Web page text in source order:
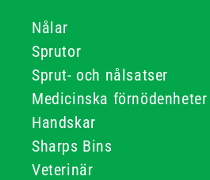
Nålar
Sprutor
Sprut- och nålsatser
Medicinska förnödenheter
Handskar
Sharps Bins
Veterinär